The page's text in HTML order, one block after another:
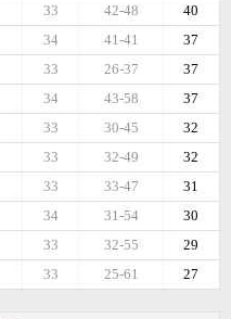
40
42-48
33
37
41-41
34
37
26-37
33
37
43-58
34
32
30-45
33
32
32-49
33
31
33-47
33
30
31-54
34
29
32-55
33
27
25-61
33